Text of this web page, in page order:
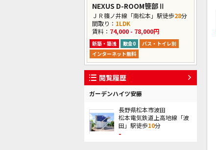
NEXUS D-ROOM笹部Ⅱ
ＪＲ篠ノ井線「南松本」駅徒歩28分
間取り： 1LDK
賃料： 74,000 - 78,000円
新築・築浅 敷金0
バス・トイレ別
インターネット無料
閲覧履歴
ガーデンハイツ安藤
長野県松本市波田
松本電気鉄道上高地線「波
田」駅徒歩10分
-